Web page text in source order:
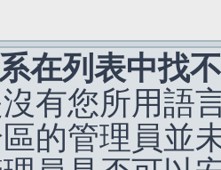
在列表中找
有您所用語
的管理員並